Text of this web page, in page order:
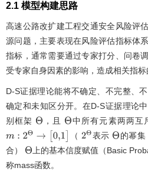
2.1 模型构建思路
高速公路改扩建工程交通安全风险评
源问题，主要表现在风险评估指标体
指标，通常需要通过专家打分、问卷
受专家自身因素的影响，造成相关指标
D-S证据理论能将不确定、不完整、
确定和未知区分开。在D-S证据理论
别框架 Θ ，且 Θ中所有元素两两互
m: 2 Θ→ [0,1 （ 2Θ 表示 Θ 的幂集
合）
Θ上的基本信度赋值（Basic
称mass函数。